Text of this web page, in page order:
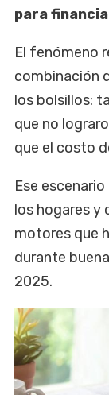
para
El fenómeno
combinación
los bolsillos:
que no
que el costo
Ese
los hogares y
motores que
durante
2025.